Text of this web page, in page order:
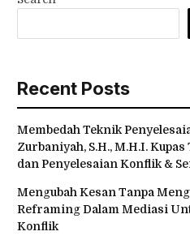
Recent Posts
Membedah Teknik
Zurbaniyah, S.H., M.H.I.
dan Penyelesaian Konflik &
Mengubah Kesan Tanpa
Reframing Dalam Mediasi
Konflik